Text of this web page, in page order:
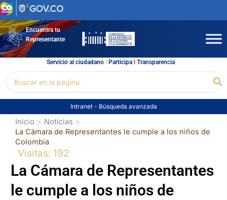
Ir
al
contenidoEncuentra tu
Representante
Servicio al ciudadano l Participal Transparencia
por:
Intranet - Búsqueda avanzada
Inicio
Noticias
La Cámara de Representantes le cumple a los niños de
Colombia
Visitas: 192
La Cámara de Representantes
le cumple a los niños de